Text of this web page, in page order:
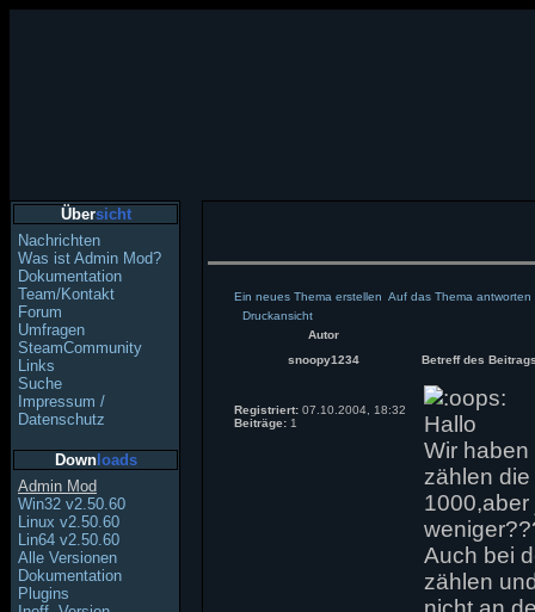
Übersicht
Nachrichten
Was ist Admin Mod?
Dokumentation
Team/Kontakt
Forum
Umfragen
SteamCommunity
Links
Suche
Impressum /
Datenschutz
Downloads
Admin Mod
Win32 v2.50.60
Linux v2.50.60
Lin64 v2.50.60
Alle Versionen
Dokumentation
Plugins
Ein neues Thema erstellen Auf das Thema antworten
Druckansicht
Autor
snoopy1234
Betreff des
Registriert: 07.10.2004, 18:32
Beiträge: 1
Hallo
Wir
zählen
Auch bei
zählen